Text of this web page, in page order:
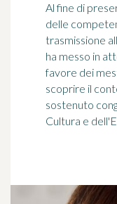
Al fine di
delle
trasmissione
ha messo in
favore dei
scoprire il
sostenuto
Cultura e